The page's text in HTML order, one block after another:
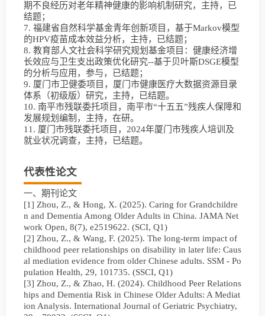
期不良经历对老年精神健康的影响机制研究，主持，已
结题；
7. 福建省自然科学基金青年创新项目，基于Markov模型
的HPV疫苗成本效益分析，主持，已结题；
8. 教育部人文社会科学研究规划基金项目：健康经济增
长效应与卫生支出政策优化研究--基于贝叶斯DSGE模型
的分析与应用，参与，已结题；
9. 厦门市卫健委项目，厦门市健康医疗大数据资源目录
体系（初级版）研究，主持，已结题。
10. 南平市残联委托项目，南平市“十五五”残疾人保障和
发展规划编制，主持，在研。
11. 厦门市残联委托项目，2024年厦门市残疾人培训及
就业状况调查，主持，已结题。
代表性论文
一、期刊论文
[1] Zhou, Z., & Hong, X. (2025). Caring for Grandchildre
n and Dementia Among Older Adults in China. JAMA Net
work Open, 8(7), e2519622. (SCI, Q1)
[2] Zhou, Z., & Wang, F. (2025). The long-term impact of
childhood peer relationships on disability in later life: Caus
al mediation evidence from older Chinese adults. SSM - Po
pulation Health, 29, 101735. (SSCI, Q1)
[3] Zhou, Z., & Zhao, H. (2024). Childhood Peer Relations
hips and Dementia Risk in Chinese Older Adults: A Mediat
ion Analysis. International Journal of Geriatric Psychiatry,